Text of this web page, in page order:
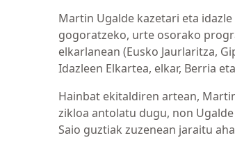
Martin Ugalde kazetari eta
gogoratzeko, urte osorako
elkarlanean (Eusko Jaurlaritza,
Idazleen Elkartea, elkar, Berria
Hainbat ekitaldiren artean,
zikloa antolatu dugu, non
Saio guztiak zuzenean jaraitu